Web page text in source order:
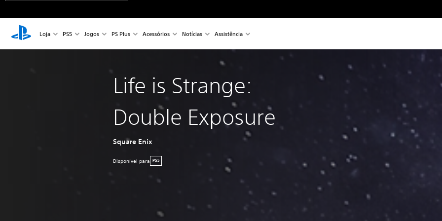
Loja PS5 Jogos PS Plus Acessórios Notícias Assistência
Life is Strange:
Double Exposure
Square Enix
Disponível para PS5